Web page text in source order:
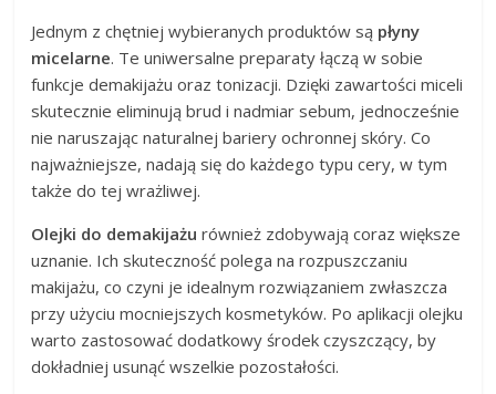
Jednym z chętniej wybieranych produktów są płyny
micelarne. Te uniwersalne preparaty łączą w sobie
funkcje demakijażu oraz tonizacji. Dzięki zawartości miceli
skutecznie eliminują brud i nadmiar sebum, jednocześnie
nie naruszając naturalnej bariery ochronnej skóry. Co
najważniejsze, nadają się do każdego typu cery, w tym
także do tej wrażliwej.
Olejki do demakijażu również zdobywają coraz większe
uznanie. Ich skuteczność polega na rozpuszczaniu
makijażu, co czyni je idealnym rozwiązaniem zwłaszcza
przy użyciu mocniejszych kosmetyków. Po aplikacji olejku
warto zastosować dodatkowy środek czyszczący, by
dokładniej usunąć wszelkie pozostałości.